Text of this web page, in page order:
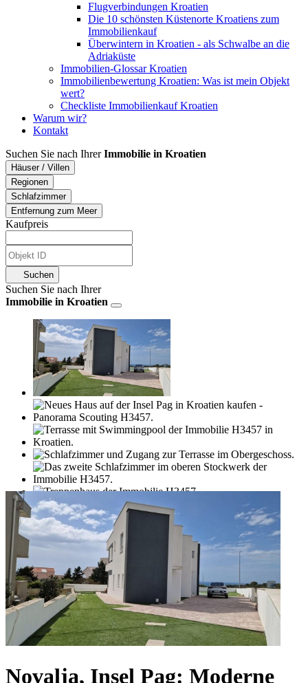
Flugverbindungen Kroatien
Die 10 schönsten Küstenorte Kroatiens zum
Immobilienkauf
Überwintern in Kroatien - als Schwalbe an die
Adriaküste
Immobilien-Glossar Kroatien
Immobilienbewertung Kroatien: Was ist mein Objekt
wert?
Checkliste Immobilienkauf Kroatien
Warum wir?
Kontakt
Suchen Sie nach IhrerImmobilie in Kroatien
Häuser / Villen
Regionen
Schlafzimmer
Entfernung zum Meer
Kaufpreis
Suchen
Suchen Sie nach Ihrer
Immobilie in Kroatien
Novalja, Insel Pag: Moderne